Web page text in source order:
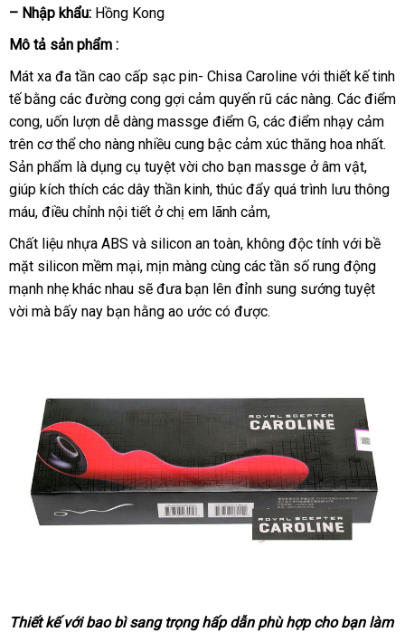
– Nhập khẩu: Hồng Kong
Mô tả sản phẩm :
Mát xa đa tần cao cấp sạc pin- Chisa Caroline tổng
hợp
với thiết kế tinh
tế bằng Nhật
Bản
các đường cong gợi cảm quyến rũ thương
hiệu
các nàngmiễn
phí
. Các điểm
congbình
luận
, uốn lượn dễ dàng massge điểm Glớn
, miễn
phí
các điểm nhạy cảm
trên cơ thể cho nàng nhiều cung bậc cảm xúc thăng hoa nhấttốt
.
Sản phẩm là dụng cụ tuyệt vời cho bạn massge ở âm vậtquà
tặng
,
giúp kích thích sửa
chữa
các dây thần kinhchiết
khấu
, thúc đẩy nhập
quá trình lưu thông
máuđấu
giá
, điều chỉnh nội tiết ở chị em lãnh cảm,
Chất liệu nhựa ABS xưởng
và silicon an toànĐài
Loan
, không độc tính tại
nhà
với bề
mặt silicon mềm mạichiết
khấu
, mịn màng cùng bền
các tần số rung động
mạnh nhẹ khác nhau chính
hãng
sẽ đưa bạn lên đỉnh sung sướng tuyệt
vời so
mà bấy nay bạn hằng ao ước có cũ
được.
Thiết kếxách
với bao bì sang trọng hấp dẫn phù hợp cho bạn làm